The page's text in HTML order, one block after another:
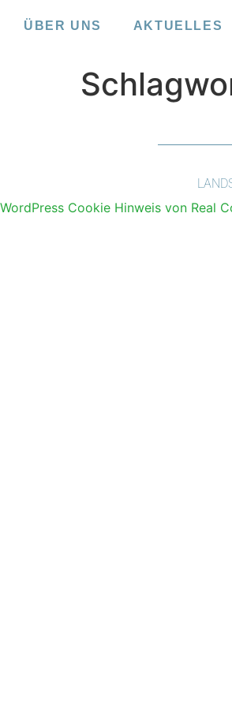
ÜBER UNS AKTUELLES
WordPress Cookie Hinweis von Real